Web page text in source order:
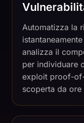
Automatizza la
analizza il
per individuare
exploit proof-
scoperta da ore